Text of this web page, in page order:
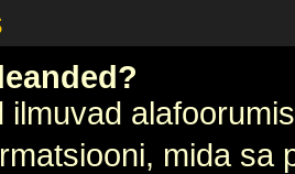
ilmuvad
mida sa